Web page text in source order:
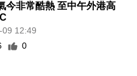
今非常酷熱 至中午外港高
12:49
0